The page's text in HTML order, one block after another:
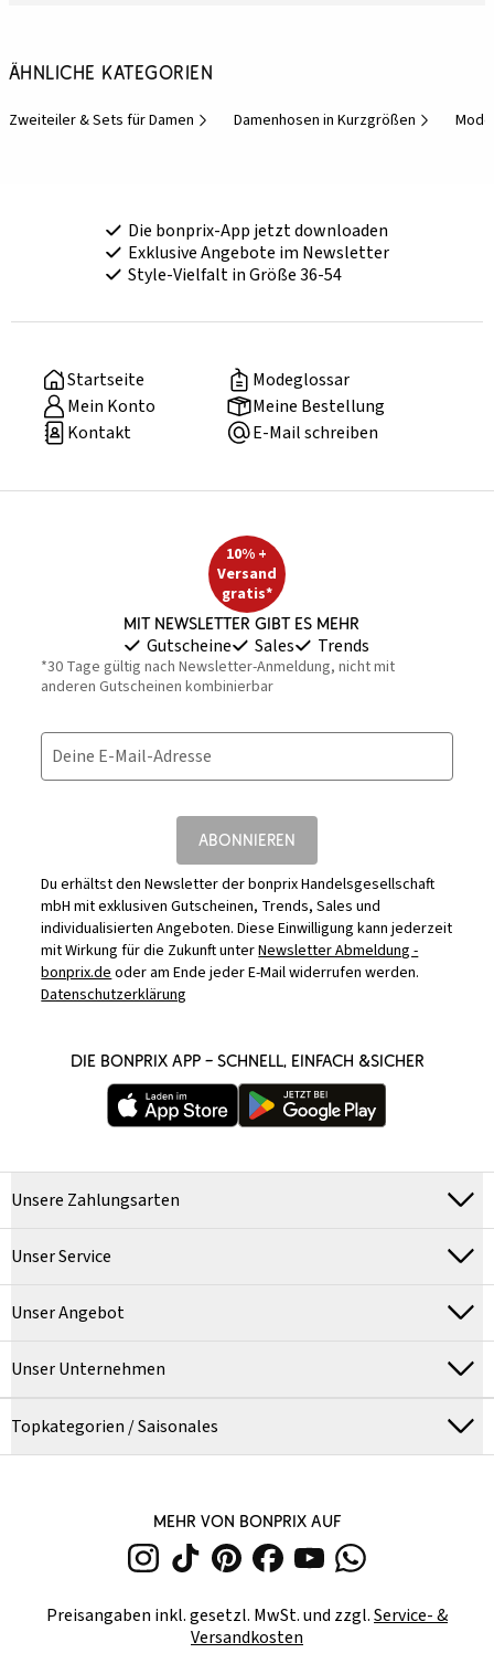
Ähnliche Kategorien
Zweiteiler & Sets für Damen Damenhosen in Kurzgrößen
Die bonprix-App jetzt downloaden
Exklusive Angebote im Newsletter
Style-Vielfalt in Größe 36-54
Startseite
Modeglossar
Mein Konto
Meine Bestellung
Kontakt
E-Mail schreiben
10% +
Versand
gratis*
Mit Newsletter gibt es mehr
Gutscheine Sales Trends
*30 Tage gültig nach Newsletter-Anmeldung, nicht mit
anderen Gutscheinen kombinierbar
Deine E-Mail-Adresse
ABONNIEREN
Du erhältst den Newsletter der bonprix Handelsgesellschaft
mbH mit exklusiven Gutscheinen, Trends, Sales und
individualisierten Angeboten. Diese Einwilligung kann jederzeit
mit Wirkung für die Zukunft unterNewsletter Abmeldung -
bonprix.deoder am Ende jeder E-Mail widerrufen werden.
Datenschutzerklärung
DIE BONPRIX APP – SCHNELL, EINFACH &SICHER
Unsere Zahlungsarten
Unser Service
Unser Angebot
Unser Unternehmen
Topkategorien / Saisonales
MEHR VON BONPRIX AUF
Preisangaben inkl. gesetzl. MwSt. und zzgl.Service- &
Versandkosten